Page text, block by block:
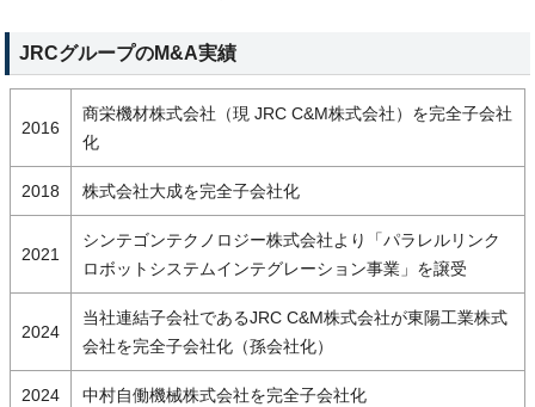
JRCグループのM&A実績
2016
商栄機材株式会社（現 JRC C&M株式会社）を完全子会社
化
2018 株式会社大成を完全子会社化
2021
シンテゴンテクノロジー株式会社より「パラレルリンク
ロボットシステムインテグレーション事業」を譲受
2024
当社連結子会社であるJRC C&M株式会社が東陽工業株式
会社を完全子会社化（孫会社化）
2024 中村自働機械株式会社を完全子会社化